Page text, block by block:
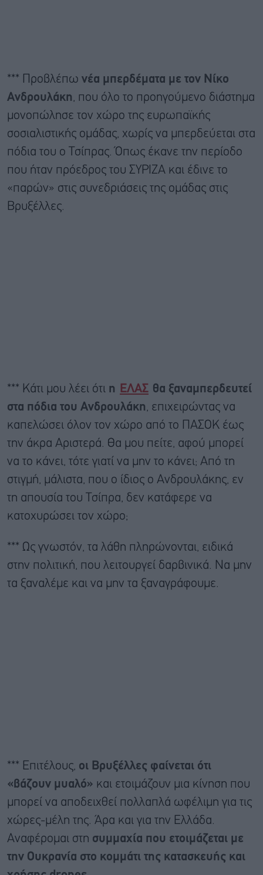
*** Προβλέπω νέα μπερδέματα με τον Νίκο
Ανδρουλάκη, που όλο το προηγούμενο διάστημα
μονοπώλησε τον χώρο της ευρωπαϊκής
σοσιαλιστικής ομάδας, χωρίς να μπερδεύεται στα
πόδια του ο Τσίπρας. Όπως έκανε την περίοδο
που ήταν πρόεδρος του ΣΥΡΙΖΑ και έδινε το
«παρών» στις συνεδριάσεις της ομάδας στις
Βρυξέλλες.
*** Κάτι μου λέει ότι η ΕΛΑΣ θα ξαναμπερδευτεί
στα πόδια του Ανδρουλάκη, επιχειρώντας να
καπελώσει όλον τον χώρο από το ΠΑΣΟΚ έως
την άκρα Αριστερά. Θα μου πείτε, αφού μπορεί
να το κάνει, τότε γιατί να μην το κάνει; Από τη
στιγμή, μάλιστα, που ο ίδιος ο Ανδρουλάκης, εν
τη απουσία του Τσίπρα, δεν κατάφερε να
κατοχυρώσει τον χώρο;
*** Ως γνωστόν, τα λάθη πληρώνονται, ειδικά
στην πολιτική, που λειτουργεί δαρβινικά. Να μην
τα ξαναλέμε και να μην τα ξαναγράφουμε.
*** Επιτέλους, οι Βρυξέλλες φαίνεται ότι
«βάζουν μυαλό» και ετοιμάζουν μια κίνηση που
μπορεί να αποδειχθεί πολλαπλά ωφέλιμη για τις
χώρες-μέλη της. Άρα και για την Ελλάδα.
Αναφέρομαι στη συμμαχία που ετοιμάζεται με
την Ουκρανία στο κομμάτι της κατασκευής και